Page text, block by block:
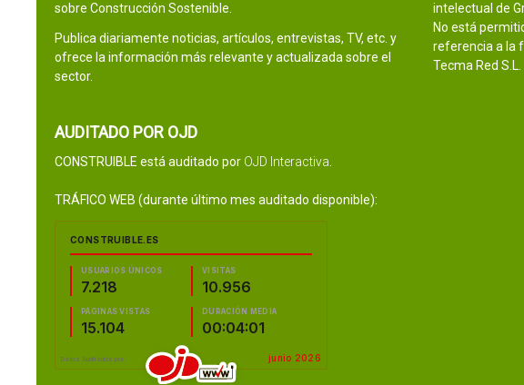
sobre Construcción Sostenible.
Publica diariamente noticias, artículos, entrevistas, TV, etc. y
ofrece la información más relevante y actualizada sobre el
sector.
AUDITADO POR OJD
CONSTRUIBLE está auditado por OJD Interactiva
TRÁFICO WEB (durante último mes auditado disponible):
intelectual de
No está
referencia a la
Tecma Red S.L.